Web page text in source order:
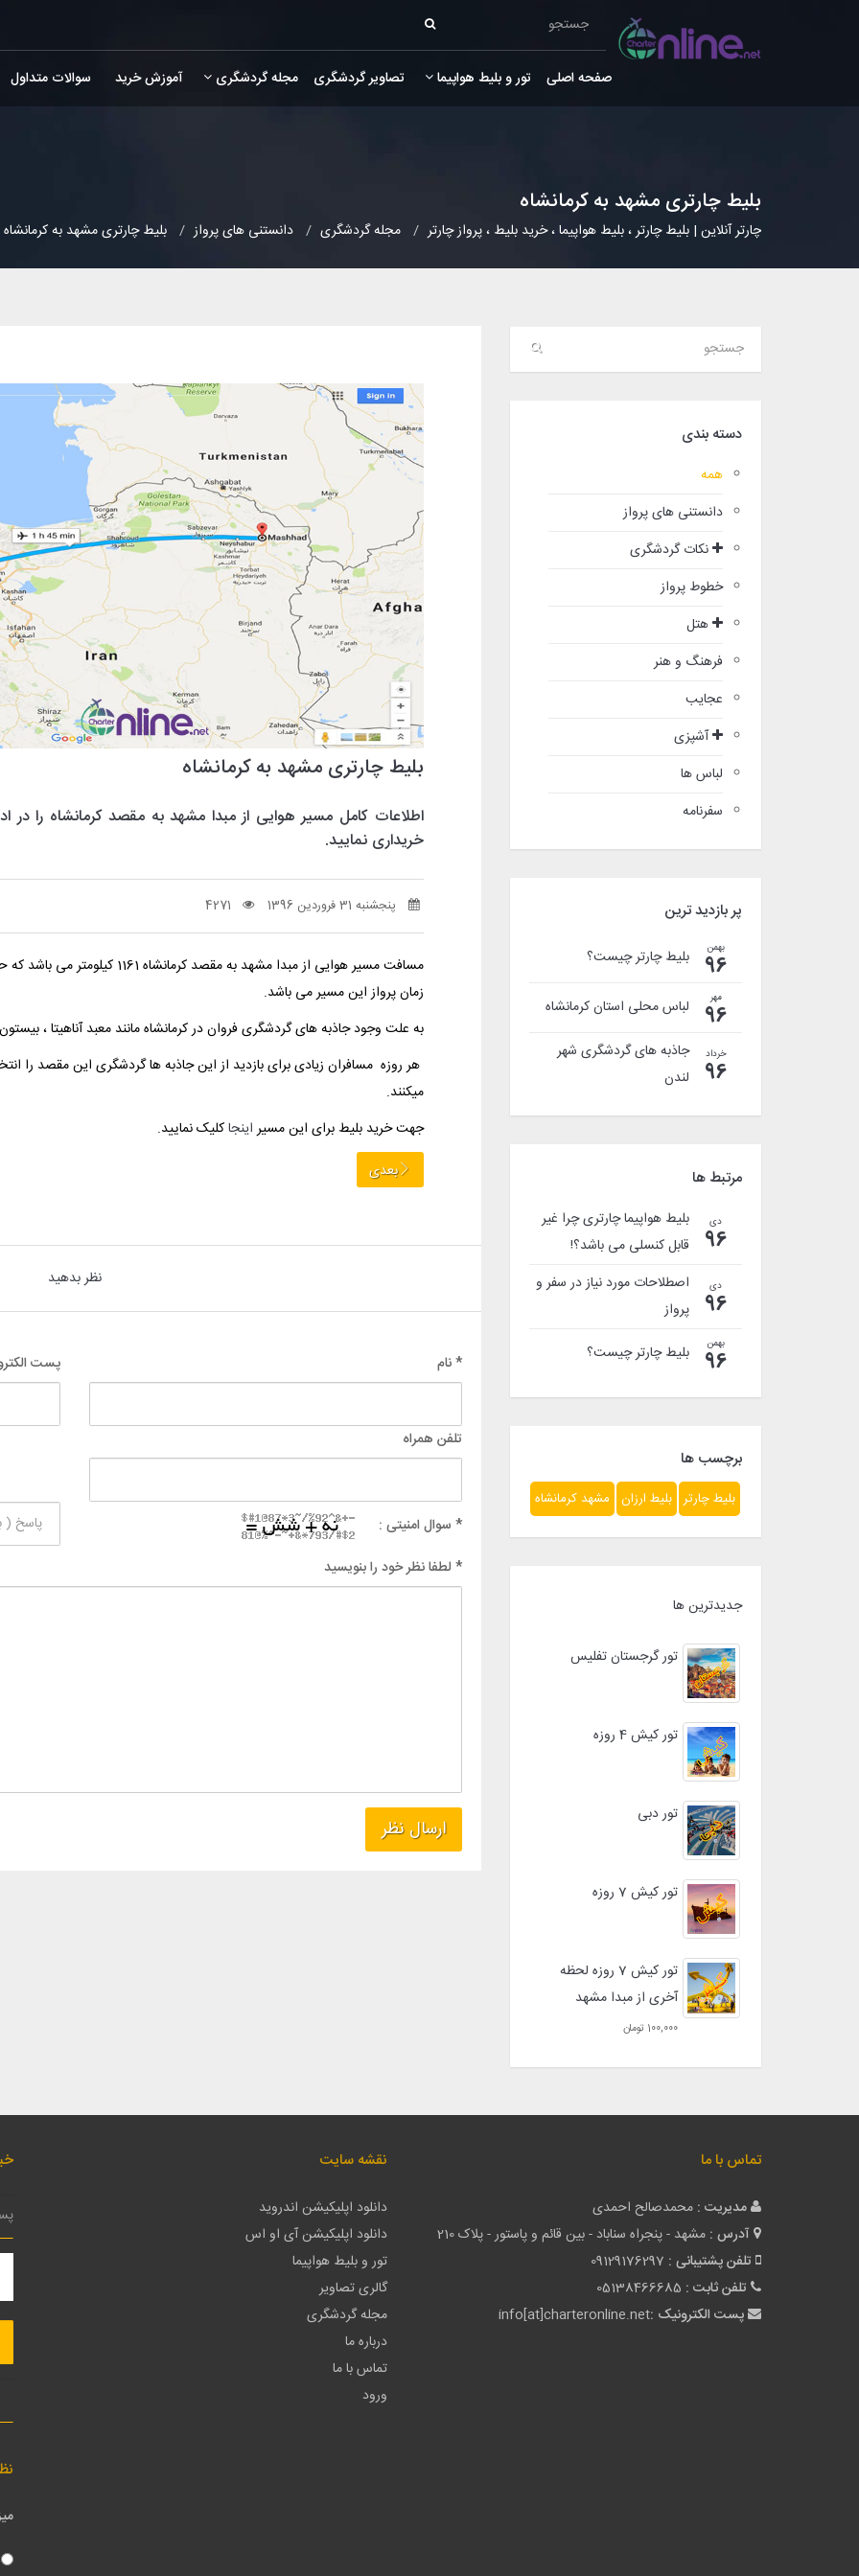
صفحه اصلی تور و بلیط هواپیما تصاویر گردشگری مجله گردشگری آموزش خرید سوالات متداول
بلیط چارتری مشهد به کرمانشاه
چارتر آنلاین | بلیط چارتر ، بلیط هواپیما ، خرید بلیط ، پرواز چارتر مجله گردشگری دانستنی های پرواز بلیط چارتری مشهد به کرمانشاه
دسته بندی
همه
دانستنی های پرواز
نکات گردشگری
خطوط پرواز
هتل
فرهنگ و هنر
عجایب
آشپزی
لباس ها
سفرنامه
پر بازدید ترین
بهمن
96 بلیط چارتر چیست؟
مهر
96 لباس محلی استان کرمانشاه
خرداد
96
جاذبه های گردشگری شهر
لندن
مرتبط ها
دی
96
بلیط هواپیما چارتری چرا غیر
قابل کنسلی می باشد؟!
دی
96
اصطلاحات مورد نیاز در سفر و
پرواز
بهمن
96 بلیط چارتر چیست؟
برچسب ها
بلیط چارتر بلیط ارزان مشهد کرمانشاه
جدیدترین ها
تور گرجستان تفلیس
تور کیش 4 روزه
تور دبی
تور کیش 7 روزه
تور کیش 7 روزه لحظه
آخری از مبدا مشهد
100,000 تومان
بلیط چارتری مشهد به کرمانشاه
اطلاعات کامل مسیر هوایی از مبدا مشهد به مقصد کرمانشاه را در
خریداری نمایید.
پنجشنبه 31 فروردین 1396 4271
مسافت مسیر هوایی از مبدا مشهد به مقصد کرمانشاه 1161 کیلومتر می باشد که حدود 1 ساعت و 45 دقیقه طبق محاسبه
زمان پرواز این مسیر می باشد.
به علت وجود جاذبه های گردشگری فروان در کرمانشاه مانند معبد آناهیتا ،
هر روزه مسافران زیادی برای بازدید از این جاذبه ها گردشگری این مقصد را
میکنند.
جهت خرید بلیط برای این مسیر اینجاکلیک نمایید.
بعدی
نظر بدهید
* نام پست
تلفن همراه
* سوال امنیتی :
* لطفا نظر خود را بنویسید
تماس با ما
مدیریت : محمدصالح احمدی
آدرس : مشهد - پنجراه سناباد - بین قائم و پاستور - پلاک 210
تلفن پشتیبانی : 09129176297
تلفن ثابت : 05138466685
پست الکترونیک :info[at]charteronline.net
نقشه سایت
دانلود اپلیکیشن اندروید
دانلود اپلیکیشن آی او اس
تور و بلیط هواپیما
گالری تصاویر
مجله گردشگری
درباره ما
تماس با ما
ورود